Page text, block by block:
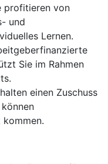
profitieren von
und
Lernen.
Sie im Rahmen
einen Zuschuss